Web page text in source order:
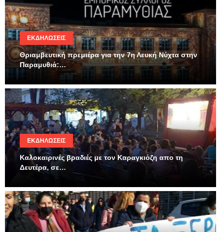
ΕΚΔΗΛΏΣΕΙΣ
Θριαμβευτική πρεμιέρα για την 7η Λευκή Νύχτα στην
Παραμυθιά:…
ΕΚΔΗΛΏΣΕΙΣ
Καλοκαιρινές βραδιές με τον Καραγκιόζη απο τη
Δευτέρα, σε…